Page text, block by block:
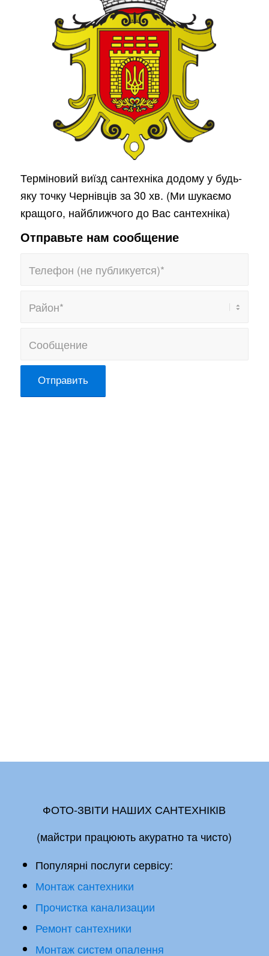
Терміновий виїзд сантехніка додому у будь-
яку точку Чернівців за 30 хв. (Ми шукаємо
кращого, найближчого до Вас сантехніка)
Отправьте нам сообщение
ФОТО-ЗВІТИ НАШИХ САНТЕХНІКІВ
(майстри працюють акуратно та чисто)
Популярні послуги сервісу:
Монтаж сантехники
Прочистка канализации
Ремонт сантехники
Монтаж систем опалення